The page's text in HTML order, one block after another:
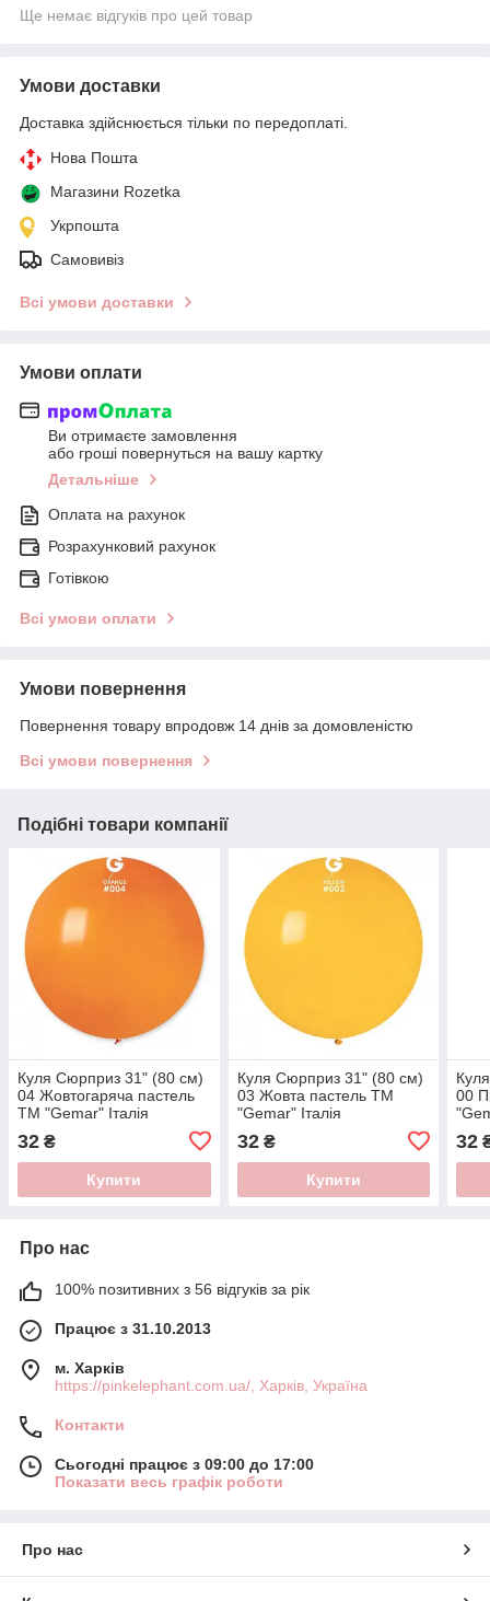
Ще немає відгуків про цей товар
Умови доставки
Доставка здійснюється тільки по передоплаті.
Нова Пошта
Магазини Rozetka
Укрпошта
Самовивіз
Всі умови доставки
Умови оплати
Ви отримаєте замовлення
або гроші повернуться на вашу картку
Детальніше
Оплата на рахунок
Розрахунковий рахунок
Готівкою
Всі умови оплати
Умови повернення
Повернення товару впродовж 14 днів за домовленістю
Всі умови повернення
Подібні товари компанії
Куля Сюрприз 31" (80 см)
04 Жовтогаряча пастель
ТМ "Gemar" Італія
32 ₴
Купити
Куля Сюрприз 31" (80 см)
03 Жовта пастель ТМ
"Gemar" Італія
32₴
Купити
00
32
Про нас
100% позитивних з 56 відгуків за рік
Працює з 31.10.2013
м. Харків
https://pinkelephant.com.ua/, Харків, Україна
Контакти
Сьогодні працює з 09:00 до 17:00
Показати весь графік роботи
Про нас